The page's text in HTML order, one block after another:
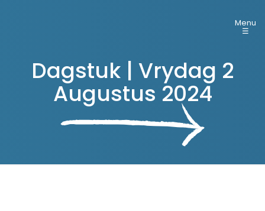
Menu
☰
Dagstuk | Vrydag 2
Augustus 2024